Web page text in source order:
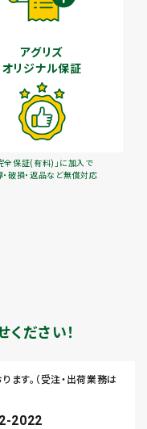
アグリズ
オリジナル保証
全保証(有料)」に加入で
・破損・返品など無償対応
ださい！
2022
ます。（受注・出荷業務は